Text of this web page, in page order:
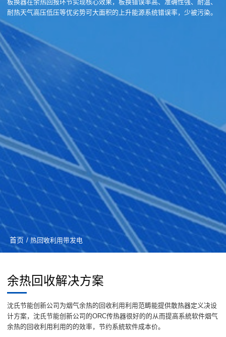
耐热天气高压低压等优劣势可大面积的上升能源系统错误率，少被污染。
首页 / 热回收利用带发电
余热回收解决方案
沈氏节能创新公司为烟气余热的回收利用利用范畴能提供散热器定义决设
计方案，沈氏节能创新公司的ORC传热器很好的的从而提高系統软件烟气
余热的回收利用利用的的效率，节约系統软件成本价。